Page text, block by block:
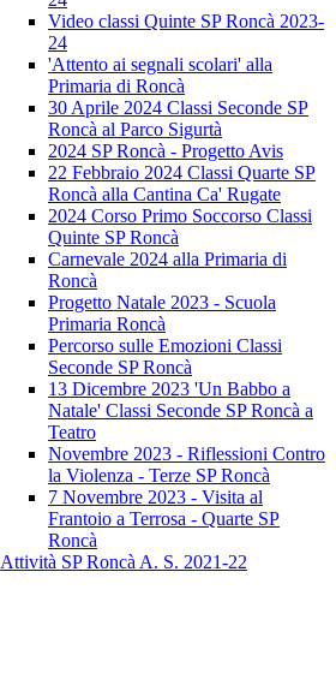
Video classi Quinte SP Roncà 2023-
24
'Attento ai segnali scolari' alla
Primaria di Roncà
30 Aprile 2024 Classi Seconde SP
Roncà al Parco Sigurtà
2024 SP Roncà - Progetto Avis
22 Febbraio 2024 Classi Quarte SP
Roncà alla Cantina Ca' Rugate
2024 Corso Primo Soccorso Classi
Quinte SP Roncà
Carnevale 2024 alla Primaria di
Roncà
Progetto Natale 2023 - Scuola
Primaria Roncà
Percorso sulle Emozioni Classi
Seconde SP Roncà
13 Dicembre 2023 'Un Babbo a
Natale' Classi Seconde SP Roncà a
Teatro
Novembre 2023 - Riflessioni Contro
la Violenza - Terze SP Roncà
7 Novembre 2023 - Visita al
Frantoio a Terrosa - Quarte SP
Roncà
Attività SP Roncà A. S. 2021-22